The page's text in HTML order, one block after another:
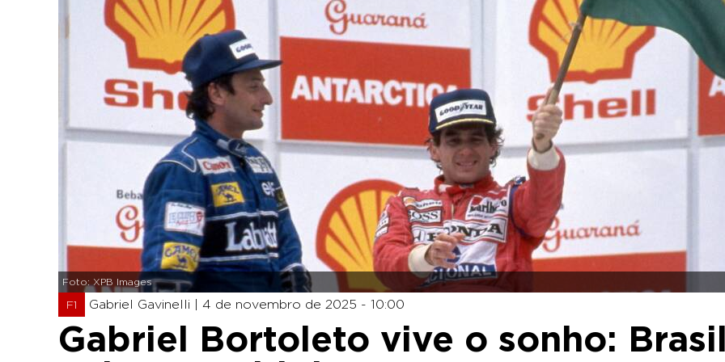
Foto: XPB Images
F1 Gabriel Gavinelli | 4 de novembro de 2025 - 10:00
Gabriel Bortoleto vive o sonho: